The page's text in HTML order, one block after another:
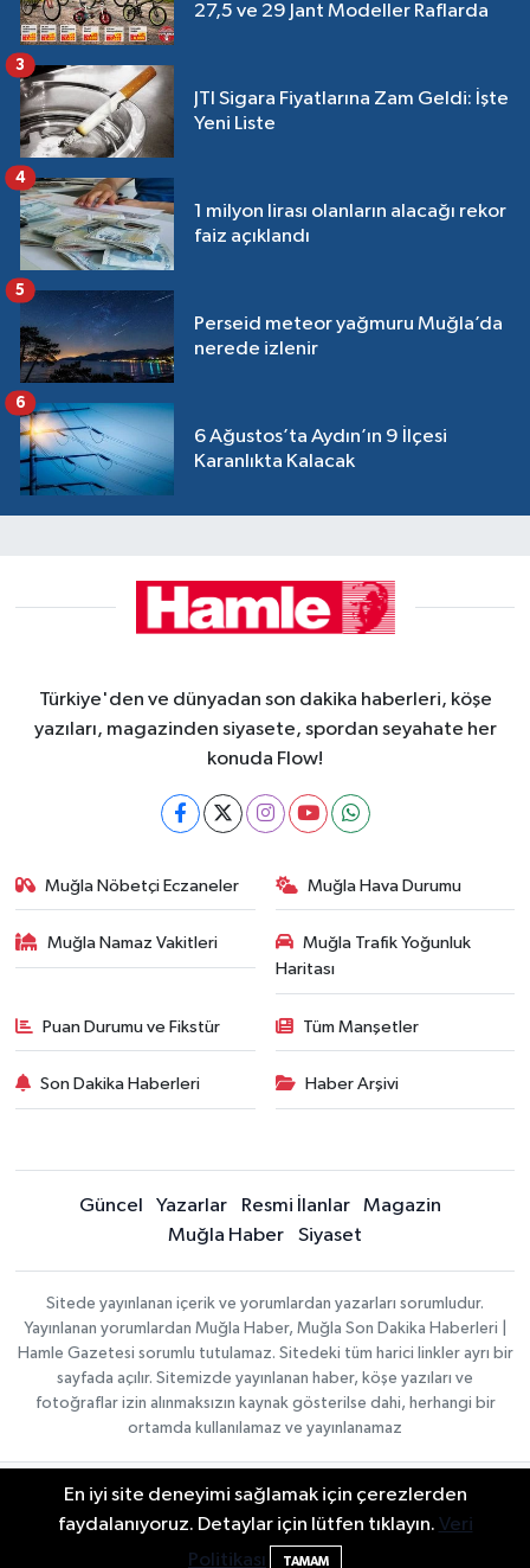
27,5 ve 29 Jant Modeller Raflarda
JTI Sigara Fiyatlarına Zam Geldi: İşte
Yeni Liste
3
1 milyon lirası olanların alacağı rekor
faiz açıklandı
4
Perseid meteor yağmuru Muğla’da
nerede izlenir
5
6 Ağustos’ta Aydın’ın 9 İlçesi
Karanlıkta Kalacak
6
Türkiye'den ve dünyadan son dakika haberleri, köşe
yazıları, magazinden siyasete, spordan seyahate her
konuda Flow!
Muğla Nöbetçi Eczaneler Muğla Hava Durumu
Muğla Namaz Vakitleri
Muğla Trafik Yoğunluk
Haritası
Puan Durumu ve Fikstür Tüm Manşetler
Son Dakika Haberleri Haber Arşivi
Güncel Yazarlar Resmi İlanlar
Magazin
Muğla Haber
Siyaset
Sitede yayınlanan içerik ve yorumlardan yazarları sorumludur.
Yayınlanan yorumlardan Muğla Haber, Muğla Son Dakika Haberleri |
Hamle Gazetesi sorumlu tutulamaz. Sitedeki tüm harici linkler ayrı bir
sayfada açılır. Sitemizde yayınlanan haber, köşe yazıları ve
fotoğraflar izin alınmaksızın kaynak gösterilse dahi, herhangi bir
ortamda kullanılamaz ve yayınlanamaz
Gizlilik Sözleşmesi
Veri Politikası
Yayın İlkeleri
Haber Yazılımı:
TE Bilişim
| Copyright © 2026
En iyi site deneyimi sağlamak için çerezlerden
faydalanıyoruz. Detaylar için lütfen tıklayın. Veri
Politikası
TAMAM